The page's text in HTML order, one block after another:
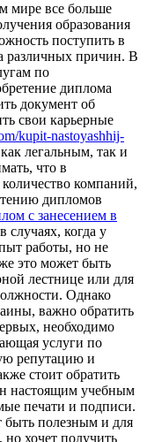
мирe все больше
образования
поступить в
различных причин. В
по
диплома
документ об
свои карьерные
kupit-nastoyashhij-
легальным, так и
что в
компаний,
дипломов
с занесением в
когда у
работы, но не
это может быть
лестнице или для
Однако
важно обратить
необходимо
услуги по
репутацию и
стоит обратить
настоящим учебным
печати и подписи.
полезным и для
но хочет получить